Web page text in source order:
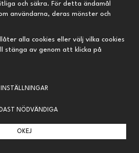
Slutsåld
D.R. Harris Handmade Best
och säkra. För detta ändamål
användarna, deras mönster och
alla cookies eller välj vilka cookies
stänga av genom att klicka på
INSTÄLLNINGAR
NÖDVÄNDIGA
OKEJ